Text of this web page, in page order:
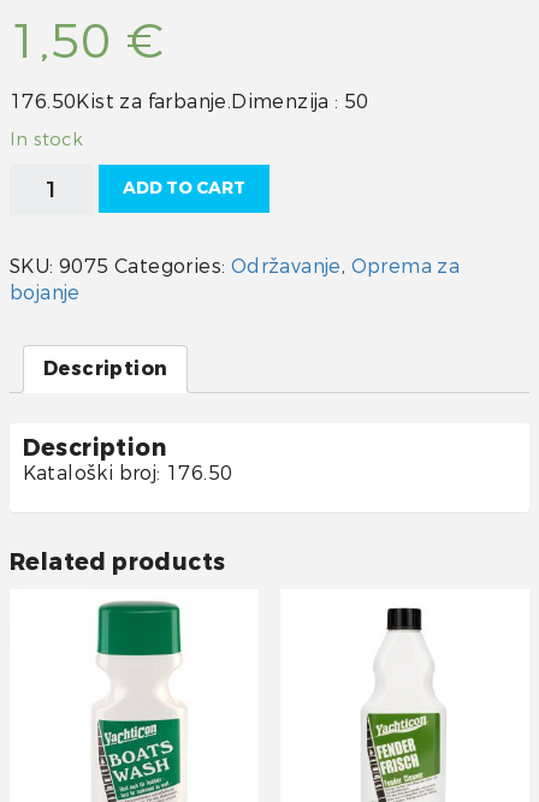
1,50 €
176.50Kist za farbanje.Dimenzija : 50
In stock
Kist
ADD TO CART
SKU: 9075 Categories: Održavanje, Oprema za
bojanje
Description
Description
Kataloški broj: 176.50
Related products